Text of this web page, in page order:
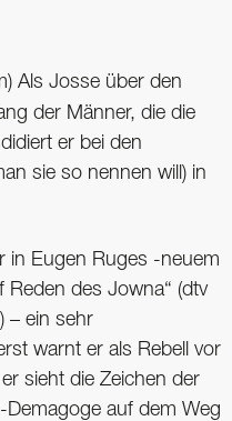
Als Josse über den
der Männer, die die
er bei den
sie so nennen will) in
in Eugen Ruges -neuem
Reden des Jowna“ (dtv
– ein sehr
warnt er als Rebell vor
sieht die Zeichen der
auf dem Weg